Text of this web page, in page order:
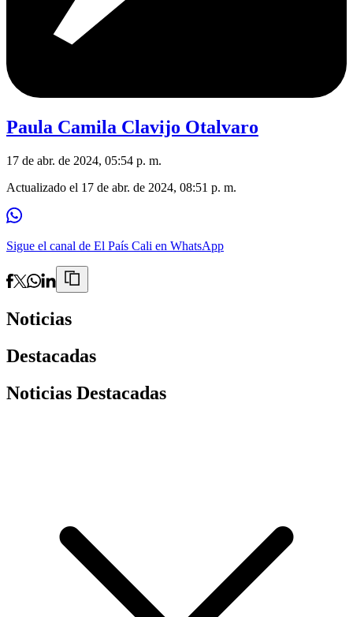
Paula Camila Clavijo Otalvaro
17 de abr. de 2024, 05:54 p. m.
Actualizado el 17 de abr. de 2024, 08:51 p. m.
Sigue el canal de El País Cali en WhatsApp
Noticias
Destacadas
Noticias Destacadas